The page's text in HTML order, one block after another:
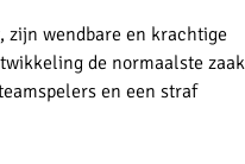
zijn wendbare en krachtige
de normaalste zaak
en een straf